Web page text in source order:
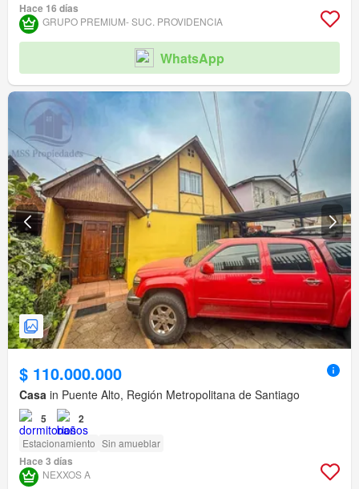
Hace 16 días
GRUPO PREMIUM- SUC. PROVIDENCIA
WhatsApp
$ 110.000.000
Casa in Puente Alto, Región Metropolitana de Santiago
5 2
Estacionamiento Sin amueblar
Hace 3 días
NEXXOS A